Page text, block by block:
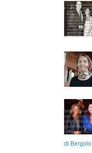
di Bergolo